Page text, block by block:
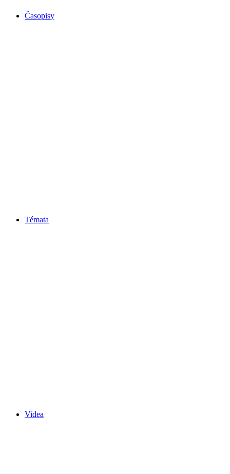
Časopisy
Témata
Videa